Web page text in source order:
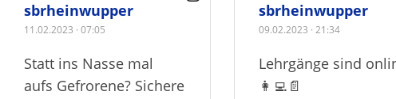
sbrheinwupper
11.02.2023 · 07:05
Statt ins Nasse mal
aufs Gefrorene? Sichere
sbrheinwupper
09.02.2023 · 21:34
Lehrgänge sind
👩‍💻📄